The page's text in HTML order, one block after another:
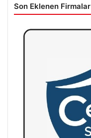
Son Eklenen Firmalar